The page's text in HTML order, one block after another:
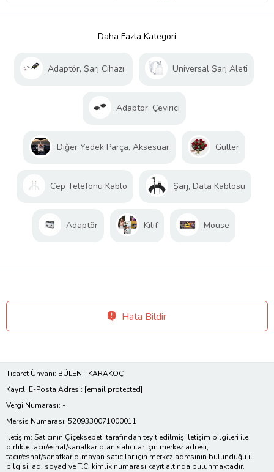
Daha Fazla Kategori
Adaptör, Şarj Cihazı Universal Şarj Aleti
Adaptör, Çevirici
Diğer Yedek Parça, Aksesuar Güller
Cep Telefonu Kablo Şarj, Data Kablosu
Adaptör Kılıf Mouse
Hata Bildir
Ticaret Ünvanı: BÜLENT KARAKOÇ
Kayıtlı E-Posta Adresi: [email protected]
Vergi Numarası: -
Mersis Numarası: 5209330071000011
İletişim: Satıcının Çiçeksepeti tarafından teyit edilmiş iletişim bilgileri ile
birlikte tacir/esnaf/sanatkar olan satıcılar için merkez adresi;
tacir/esnaf/sanatkar olmayan satıcılar için merkez adresinin bulunduğu il
bilgisi, ad, soyad ve T.C. kimlik numarası kayıt altında bulunmaktadır.